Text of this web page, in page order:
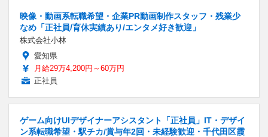
映像・動画系転職希望・企業PR動画制作スタッフ・残業少
なめ「正社員/育休実績あり/エンタメ好き歓迎」
株式会社小林
愛知県
月給29万4,200円～60万円
正社員
ゲーム向けUIデザイナーアシスタント「正社員」IT・デザイ
ン系転職希望・駅チカ/賞与年2回・未経験歓迎・千代田区霞